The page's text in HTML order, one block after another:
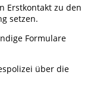
Erstkontakt zu den
setzen.
Formulare
über die